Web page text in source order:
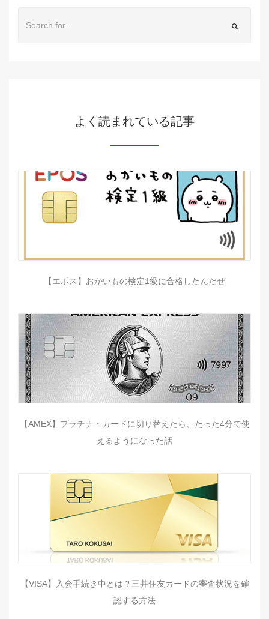
よく読まれている記事
【エポス】おかいもの検定1級に合格したんだぜ
【AMEX】プラチナ・カードに切り替えたら、たった4分で使
えるようになった話
【VISA】入会手続き中とは？三井住友カードの審査状況を確
認する方法